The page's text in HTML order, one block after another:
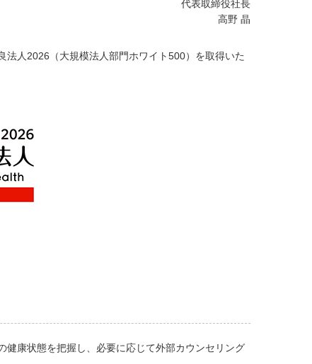
代表取締役社長
高野 晶
人2026（大規模法人部門ホワイト500）を取得いた
康状態を把握し、必要に応じて外部カウンセリング